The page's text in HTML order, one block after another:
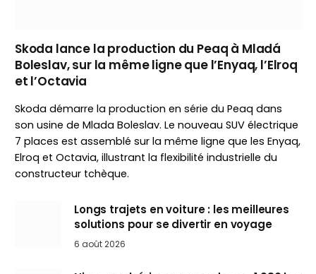
Skoda lance la production du Peaq à Mladá
Boleslav, sur la même ligne que l’Enyaq, l’Elroq
et l’Octavia
Skoda démarre la production en série du Peaq dans
son usine de Mlada Boleslav. Le nouveau SUV électrique
7 places est assemblé sur la même ligne que les Enyaq,
Elroq et Octavia, illustrant la flexibilité industrielle du
constructeur tchèque.
Longs trajets en voiture : les meilleures
solutions pour se divertir en voyage
6 août 2026